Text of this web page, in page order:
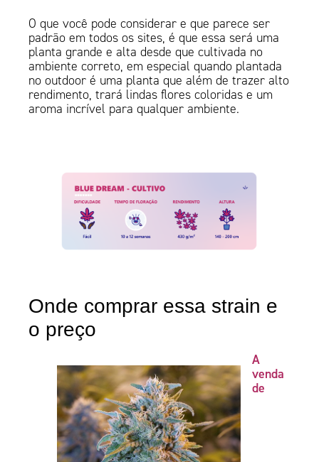
O que você pode considerar e que parece ser
padrão em todos os sites, é que essa será uma
planta grande e alta desde que cultivada no
ambiente correto, em especial quando plantada
no outdoor é uma planta que além de trazer alto
rendimento, trará lindas flores coloridas e um
aroma incrível para qualquer ambiente.
Onde comprar essa strain e
o preço
A
venda
de